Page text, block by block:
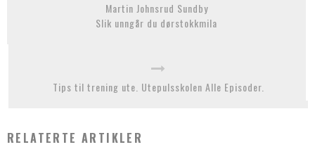
Martin Johnsrud Sundby
Slik unngår du dørstokkmila
Tips til trening ute. Utepulsskolen Alle Episoder.
RELATERTE ARTIKLER